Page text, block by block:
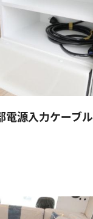
電源入力ケーブル